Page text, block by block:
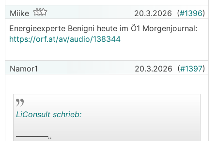
Miike 20.3.2026 (#1396)
Energieexperte Benigni heute im Ö1 Morgenjournal:
https://orf.at/av/audio/138344
Namor1 20.3.2026 (#1397)
LiConsult schrieb:
──────..